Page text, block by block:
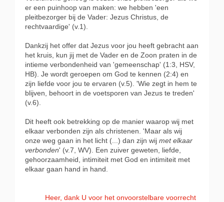
er een puinhoop van maken: we hebben 'een
pleitbezorger bij de Vader: Jezus Christus, de
rechtvaardige' (v.1).
Dankzij het offer dat Jezus voor jou heeft gebracht aan
het kruis, kun jij met de Vader en de Zoon praten in de
intieme verbondenheid van 'gemeenschap' (1:3, HSV,
HB). Je wordt geroepen om God te kennen (2:4) en
zijn liefde voor jou te ervaren (v.5). 'Wie zegt in hem te
blijven, behoort in de voetsporen van Jezus te treden'
(v.6).
Dit heeft ook betrekking op de manier waarop wij met
elkaar verbonden zijn als christenen. 'Maar als wij
onze weg gaan in het licht (...) dan zijn wij met elkaar
verbonden' (v.7, WV). Een zuiver geweten, liefde,
gehoorzaamheid, intimiteit met God en intimiteit met
elkaar gaan hand in hand.
Heer, dank U voor het onvoorstelbare voorrecht